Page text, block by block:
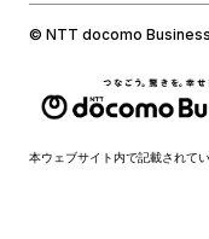
© NTT docomo
本ウェブサイト内で記載されて